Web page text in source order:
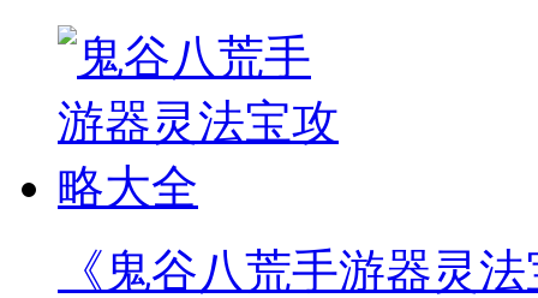
《鬼谷八荒手游器灵